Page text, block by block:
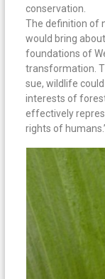
conservation.
The definition of
would bring
foundations of
transformation.
sue, wildlife
interests of
effectively
rights of